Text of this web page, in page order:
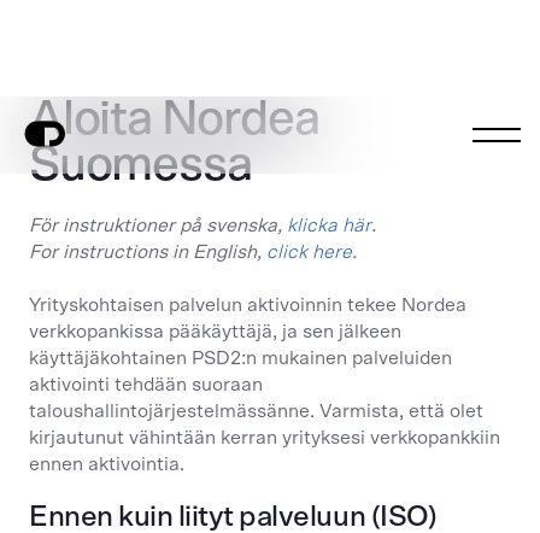
Aloita Nordea
Suomessa
För instruktioner på svenska, klicka här.
For instructions in English, click here.
Yrityskohtaisen palvelun aktivoinnin tekee Nordea
verkkopankissa pääkäyttäjä, ja sen jälkeen
käyttäjäkohtainen PSD2:n mukainen palveluiden
aktivointi tehdään suoraan
taloushallintojärjestelmässänne. Varmista, että olet
kirjautunut vähintään kerran yrityksesi verkkopankkiin
ennen aktivointia.
Ennen kuin liityt palveluun (ISO)